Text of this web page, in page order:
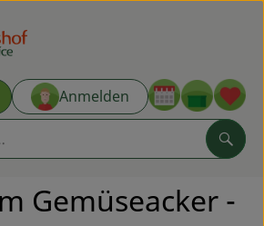
Anmelden
öffnen oder
Gemüseacker -